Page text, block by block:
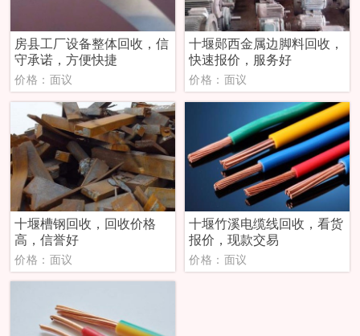
房县工厂设备整体回收，信
守承诺，方便快捷
价格：面议
十堰郧西金属边脚料回收，
快速报价，服务好
价格：面议
十堰槽钢回收，回收价格
高，信誉好
价格：面议
十堰竹溪电缆线回收，看货
报价，现款交易
价格：面议